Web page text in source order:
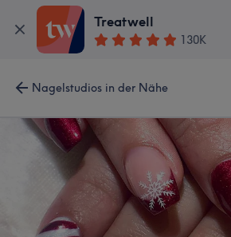
Treatwell
130K
Nagelstudios in der Nähe